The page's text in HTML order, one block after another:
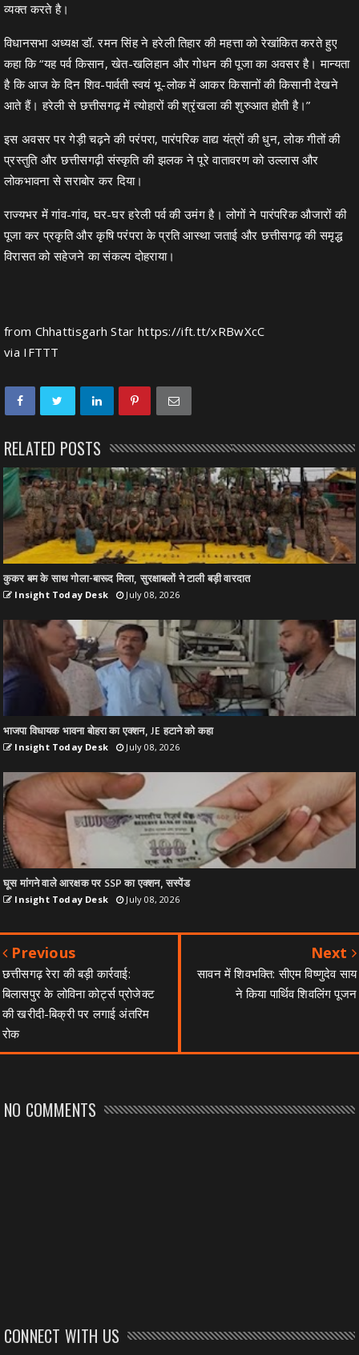
व्यक्त करते है।
विधानसभा अध्यक्ष डॉ. रमन सिंह ने हरेली तिहार की महत्ता को रेखांकित करते हुए
कहा कि “यह पर्व किसान, खेत-खलिहान और गोधन की पूजा का अवसर है। मान्यता
है कि आज के दिन शिव-पार्वती स्वयं भू-लोक में आकर किसानों की किसानी देखने
आते हैं। हरेली से छत्तीसगढ़ में त्योहारों की श्रृंखला की शुरुआत होती है।”
इस अवसर पर गेड़ी चढ़ने की परंपरा, पारंपरिक वाद्य यंत्रों की धुन, लोक गीतों की
प्रस्तुति और छत्तीसगढ़ी संस्कृति की झलक ने पूरे वातावरण को उल्लास और
लोकभावना से सराबोर कर दिया।
राज्यभर में गांव-गांव, घर-घर हरेली पर्व की उमंग है। लोगों ने पारंपरिक औजारों की
पूजा कर प्रकृति और कृषि परंपरा के प्रति आस्था जताई और छत्तीसगढ़ की समृद्ध
विरासत को सहेजने का संकल्प दोहराया।
from Chhattisgarh Star https://ift.tt/xRBwXcC
via IFTTT
RELATED POSTS
कुकर बम के साथ गोला-बारूद मिला, सुरक्षाबलों ने टाली बड़ी वारदात
Insight Today Desk July 08, 2026
भाजपा विधायक भावना बोहरा का एक्शन, JE हटाने को कहा
Insight Today Desk July 08, 2026
घूस मांगने वाले आरक्षक पर SSP का एक्शन, सस्पेंड
Insight Today Desk July 08, 2026
Previous
छत्तीसगढ़ रेरा की बड़ी कार्रवाई:
बिलासपुर के लोविना कोर्ट्स प्रोजेक्ट
की खरीदी-बिक्री पर लगाई अंतरिम
रोक
Next
सावन में शिवभक्ति: सीएम विष्णुदेव साय
ने किया पार्थिव शिवलिंग पूजन
NO COMMENTS
CONNECT WITH US